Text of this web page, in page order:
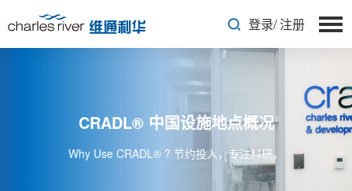
登录/注册
CRADL® 中国设施地点概况
Why Use CRADL® ? 节约投入，专注科研。